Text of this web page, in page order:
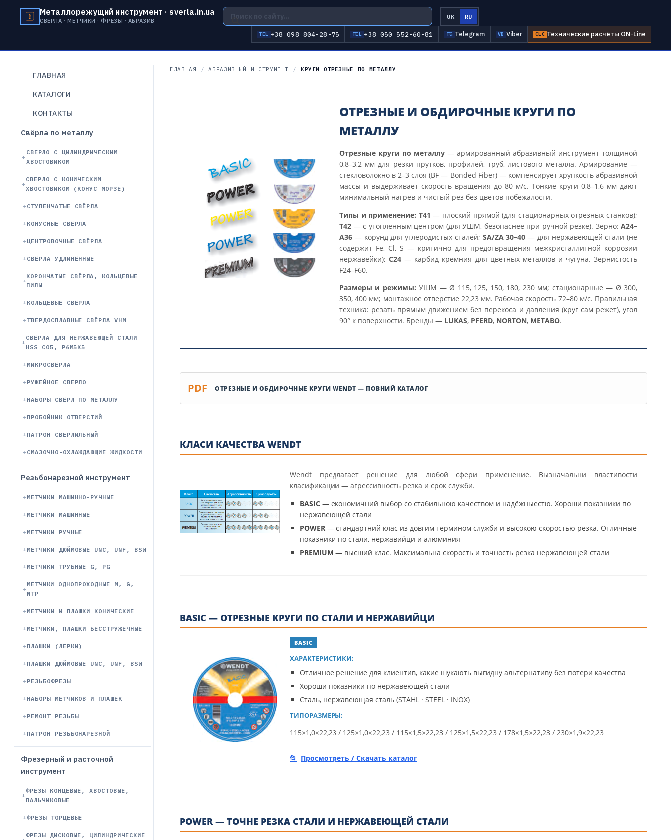
Металлорежущий инструмент · sverla.in.ua
СВЁРЛА · МЕТЧИКИ · ФРЕЗЫ · АБРАЗИВ
UK RU
TEL +38 098 804-28-75 TEL +38 050 552-60-81 TG Telegram VB Viber CLC Технические расчёты ON-Line
ГЛАВНАЯ
КАТАЛОГИ
КОНТАКТЫ
Свёрла по металлу
СВЕРЛО С ЦИЛИНДРИЧЕСКИМ
ХВОСТОВИКОМ
СВЕРЛО С КОНИЧЕСКИМ
ХВОСТОВИКОМ (КОНУС МОРЗЕ)
СТУПЕНЧАТЫЕ СВЁРЛА
КОНУСНЫЕ СВЁРЛА
ЦЕНТРОВОЧНЫЕ СВЁРЛА
СВЁРЛА УДЛИНЁННЫЕ
КОРОНЧАТЫЕ СВЁРЛА, КОЛЬЦЕВЫЕ
ПИЛЫ
КОЛЬЦЕВЫЕ СВЁРЛА
ТВЕРДОСПЛАВНЫЕ СВЁРЛА VHM
СВЁРЛА ДЛЯ НЕРЖАВЕЮЩЕЙ СТАЛИ
HSS CO5, Р6М5К5
МИКРОСВЁРЛА
РУЖЕЙНОЕ СВЕРЛО
НАБОРЫ СВЁРЛ ПО МЕТАЛЛУ
ПРОБОЙНИК ОТВЕРСТИЙ
ПАТРОН СВЕРЛИЛЬНЫЙ
СМАЗОЧНО-ОХЛАЖДАЮЩИЕ ЖИДКОСТИ
Резьбонарезной инструмент
МЕТЧИКИ МАШИННО-РУЧНЫЕ
МЕТЧИКИ МАШИННЫЕ
МЕТЧИКИ РУЧНЫЕ
МЕТЧИКИ ДЮЙМОВЫЕ UNC, UNF, BSW
МЕТЧИКИ ТРУБНЫЕ G, PG
МЕТЧИКИ ОДНОПРОХОДНЫЕ М, G,
NTP
МЕТЧИКИ И ПЛАШКИ КОНИЧЕСКИЕ
МЕТЧИКИ, ПЛАШКИ БЕССТРУЖЕЧНЫЕ
ПЛАШКИ (ЛЕРКИ)
ПЛАШКИ ДЮЙМОВЫЕ UNC, UNF, BSW
РЕЗЬБОФРЕЗЫ
НАБОРЫ МЕТЧИКОВ И ПЛАШЕК
РЕМОНТ РЕЗЬБЫ
ПАТРОН РЕЗЬБОНАРЕЗНОЙ
Фрезерный и расточной
инструмент
ФРЕЗЫ КОНЦЕВЫЕ, ХВОСТОВЫЕ,
ПАЛЬЧИКОВЫЕ
ФРЕЗЫ ТОРЦЕВЫЕ
ФРЕЗЫ ДИСКОВЫЕ, ЦИЛИНДРИЧЕСКИЕ
ГЛАВНАЯ / АБРАЗИВНЫЙ ИНСТРУМЕНТ / КРУГИ ОТРЕЗНЫЕ ПО МЕТАЛЛУ
ОТРЕЗНЫЕ И ОБДИРОЧНЫЕ КРУГИ ПО
МЕТАЛЛУ
Отрезные круги по металлу — армированный абразивный инструмент толщиной
0,8–3,2 мм для резки прутков, профилей, труб, листового металла. Армирование —
стекловолокно в 2–3 слоя (BF — Bonded Fiber) — компенсирует хрупкость абразивной
массы и выдерживает скорость вращения до 80 м/с. Тонкие круги 0,8–1,6 мм дают
минимальный нагрев и чистый рез без цветов побежалости.
Типы и применение: T41 — плоский прямой (для стационарных отрезных станков);
T42 — с утопленным центром (для УШМ, безопаснее при ручной резке). Зерно: A24–
A36 — корунд для углеродистых сталей; SA/ZA 30–40 — для нержавеющей стали (не
содержит Fe, Cl, S — критично для предотвращения межкристаллитной коррозии
нержавейки);C24 — карбид кремния для цветных металлов и чугуна. Зернистость
F24–F60.
Размеры и режимы: УШМ — Ø 115, 125, 150, 180, 230 мм; стационарные — Ø 300,
350, 400 мм; монтажное отверстие 22,23 мм. Рабочая скорость 72–80 м/с. Правильная
техника: резать прямым движением без перекоса и давления (круг сам режет), угол
90° к поверхности. Бренды — LUKAS, PFERD, NORTON, METABO.
PDF ОТРЕЗНЫЕ И ОБДИРОЧНЫЕ КРУГИ WENDT — ПОВНИЙ КАТАЛОГ
КЛАСИ КАЧЕСТВА WENDT
Wendt предлагает решение для любой сфери применение. Вызначальни властивости
класификации — агрессивность резка и срок служби.
BASIC — економичний выбор со стабильною качеством и надёжныестю. Хороши показники по
нержавеющей стали
POWER — стандартний клас из довгим термином служби и высокою скоростью резка. Отличные
показники по стали, нержавийци и алюминия
PREMIUM — высший клас. Максимальна скорость и точность резка нержавеющей стали
BASIC — ОТРЕЗНЫЕ КРУГИ ПО СТАЛИ И НЕРЖАВИЙЦИ
BASIC
ХАРАКТЕРИСТИКИ:
Отличное решение для клиентив, какие шукають выгидну альтернативу без потери качества
Хороши показники по нержавеющей стали
Сталь, нержавеющая сталь (STAHL · STEEL · INOX)
ТИПОРАЗМЕРЫ:
115×1,0×22,23 / 125×1,0×22,23 / 115×1,5×22,23 / 125×1,5×22,23 / 178×1,5×22,23 / 230×1,9×22,23
Просмотреть / Скачать каталог
POWER — ТОЧНЕ РЕЗКА СТАЛИ И НЕРЖАВЕЮЩЕЙ СТАЛИ